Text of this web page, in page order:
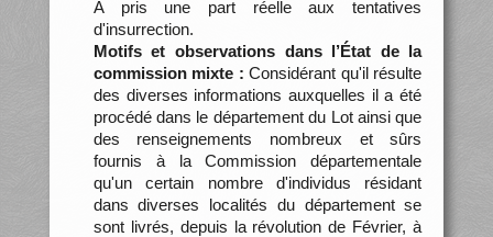
A pris une part réelle aux tentatives
d'insurrection.
Motifs et observations dans l’État de la
commission mixte : Considérant qu'il résulte
des diverses informations auxquelles il a été
procédé dans le département du Lot ainsi que
des renseignements nombreux et sûrs
fournis à la Commission départementale
qu'un certain nombre d'individus résidant
dans diverses localités du département se
sont livrés, depuis la révolution de Février, à